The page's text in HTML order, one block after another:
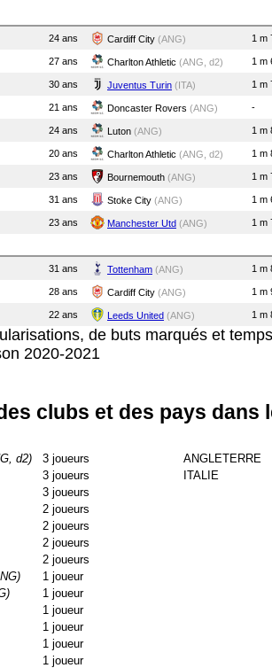
24 ans Cardiff City (ANG) 1 m
27 ans Charlton Athletic (ANG, d2) 1 m
30 ans Juventus Turin (ITA) 1 m
21 ans Doncaster Rovers (ANG) -
24 ans Luton (ANG) 1 m
20 ans Charlton Athletic (ANG, d2) 1 m
23 ans Bournemouth (ANG) 1 m
31 ans Stoke City (ANG) 1 m
23 ans Manchester Utd (ANG) 1 m
31 ans Tottenham (ANG) 1 m
28 ans Cardiff City (ANG) 1 m
22 ans Leeds United (ANG) 1 m
de buts marqués et
2020-2021
clubs et des pays dans
d2)
3 joueurs
3 joueurs
3 joueurs
2 joueurs
2 joueurs
2 joueurs
2 joueurs
1 joueur
1 joueur
1 joueur
1 joueur
1 joueur
1 joueur
ANGLETERRE
ITALIE